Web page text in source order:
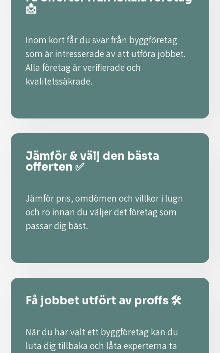
📩
Inom kort får du svar från byggföretag
som är intresserade av att utföra jobbet.
Alla företag är verifierade och
kvalitetssäkrade.
Jämför & välj den bästa
offerten ✅
Jämför pris, omdömen och villkor i lugn
och ro innan du väljer det företag som
passar dig bäst.
Få jobbet utfört av proffs 🛠️
När du har valt ett byggföretag kan du
luta dig tillbaka och låta experterna ta